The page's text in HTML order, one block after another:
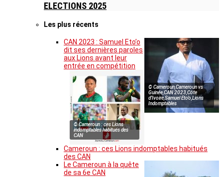
ELECTIONS 2025
Les plus récents
© Cameroun,Cameroun vs
Guinée,CAN 2023,Côte
d’Ivoire,Samuel Eto’o,Lions
Indomptables
CAN 2023 : Samuel Eto’o
dit ses dernières paroles
aux Lions avant leur
entrée en compétition
© Cameroun : ces Lions
indomptables habitués des
CAN
Cameroun : ces Lions indomptables habitués
des CAN
Le Cameroun à la quête
de sa 6e CAN